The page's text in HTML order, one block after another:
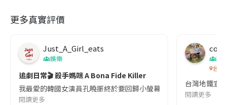
更多真實評價
Just_A_Girl_eats
娛樂
追劇日常🎬 殺手媽咪 A Bona Fide Killer
我最愛的韓國女演員孔曉振終於要回歸小螢幕啦!這次的劇本改編
閱讀更多
co
吹
台灣
台灣地鐵宣
閱讀更多